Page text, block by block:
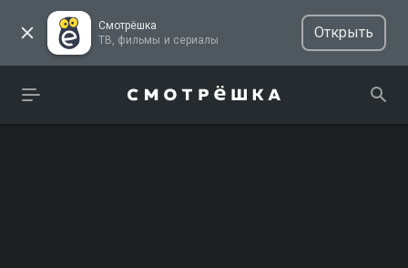
Смотрёшка
ТВ, фильмы и сериалы
Открыть